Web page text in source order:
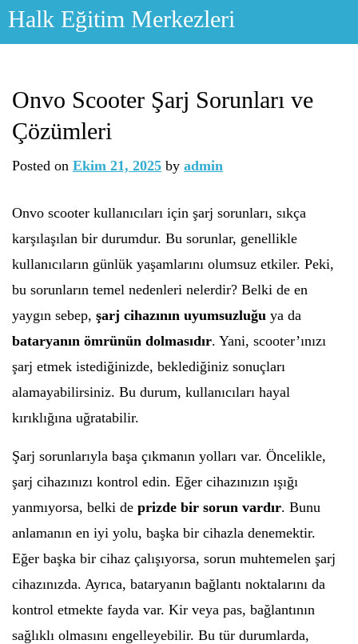
Skip
Halk Eğitim Merkezleri
Onvo Scooter Şarj Sorunları ve
Çözümleri
Posted on Ekim 21, 2025 by admin
Onvo scooter kullanıcıları için şarj sorunları, sıkça
karşılaşılan bir durumdur. Bu sorunlar, genellikle
kullanıcıların günlük yaşamlarını olumsuz etkiler. Peki,
bu sorunların temel nedenleri nelerdir? Belki de en
yaygın sebep, şarj cihazının uyumsuzluğu ya da
bataryanın ömrünün dolmasıdır. Yani, scooter’ınızı
şarj etmek istediğinizde, beklediğiniz sonuçları
alamayabilirsiniz. Bu durum, kullanıcıları hayal
kırıklığına uğratabilir.
Şarj sorunlarıyla başa çıkmanın yolları var. Öncelikle,
şarj cihazınızı kontrol edin. Eğer cihazınızın ışığı
yanmıyorsa, belki de prizde bir sorun vardır. Bunu
anlamanın en iyi yolu, başka bir cihazla denemektir.
Eğer başka bir cihaz çalışıyorsa, sorun muhtemelen şarj
cihazınızda. Ayrıca, bataryanın bağlantı noktalarını da
kontrol etmekte fayda var. Kir veya pas, bağlantının
sağlıklı olmasını engelleyebilir. Bu tür durumlarda,